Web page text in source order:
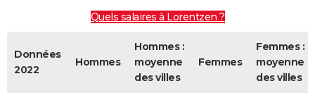
Quels salaires à Lorentzen ?
Données
2022
Hommes
Hommes :
moyenne
des villes
Femmes
Femmes :
moyenne
des villes